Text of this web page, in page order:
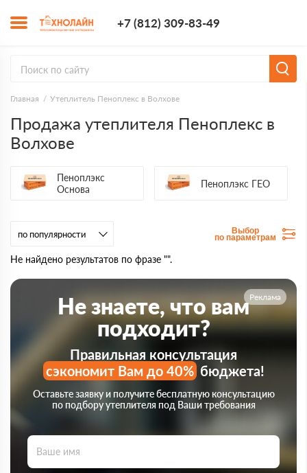
+7 (812) 309-83-49
Главная Утеплитель Пеноплекс в Волхове
Продажа утеплителя Пеноплекс в
Волхове
Пеноплэкс
Основа
Пеноплэкс ГЕО
Выбор
по параметрам
Не найдено результатов по фразе "".
Реклама
Не знаете, что вам
подходит?
Правильная консультация
сэкономит Вам до 40%бюджета!
Оставьте заявку и получите бесплатную консультацию
по подбору утеплителя под Ваши требования